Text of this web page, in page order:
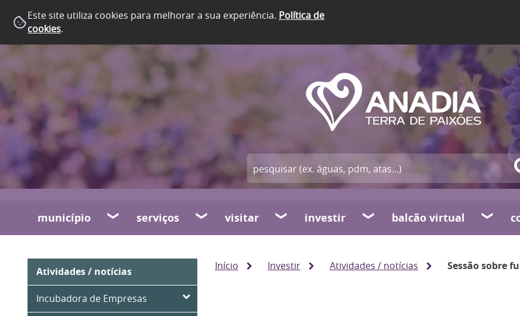
Este site utiliza cookies para melhorar a sua experiência. Política de
cookies.
município serviços visitar investir balcão virtual
Atividades / notícias
Incubadora de Empresas
Início Investir Atividades / notícias Sessão sobre